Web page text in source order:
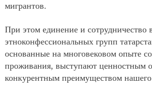
мигрантов.
При этом единение и сотрудничество
этноконфессиональных групп
основанные на многовековом опыте
проживания, выступают ценностным
конкурентным преимуществом